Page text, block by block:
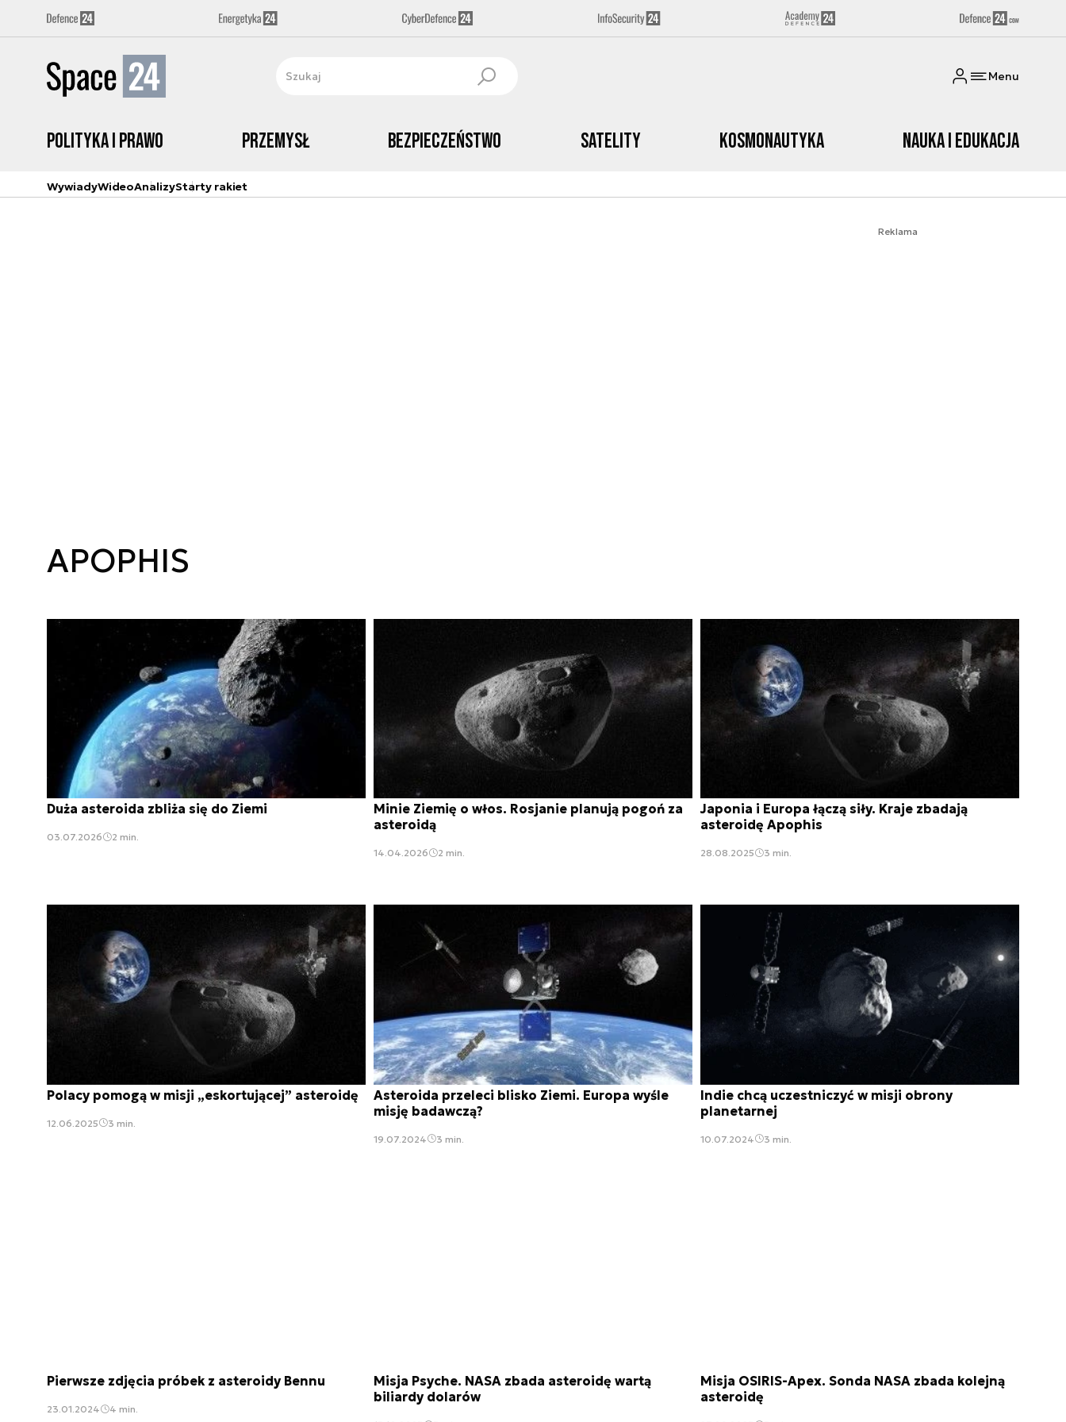
Menu
Polityka i prawo Przemysł Bezpieczeństwo Satelity Kosmonautyka Nauka i edukacja
WywiadyWideoAnalizyStarty rakiet
Reklama
APOPHIS
Duża asteroida zbliża się do Ziemi
03.07.2026 2 min.
Minie Ziemię o włos. Rosjanie planują pogoń za
asteroidą
14.04.2026 2 min.
Japonia i Europa łączą siły. Kraje zbadają
asteroidę Apophis
28.08.2025 3 min.
Polacy pomogą w misji „eskortującej” asteroidę
12.06.2025 3 min.
Asteroida przeleci blisko Ziemi. Europa wyśle
misję badawczą?
19.07.2024 3 min.
Indie chcą uczestniczyć w misji obrony
planetarnej
10.07.2024 3 min.
Pierwsze zdjęcia próbek z asteroidy Bennu
23.01.2024 4 min.
Misja Psyche. NASA zbada asteroidę wartą
biliardy dolarów
Misja OSIRIS-Apex. Sonda NASA zbada kolejną
asteroidę